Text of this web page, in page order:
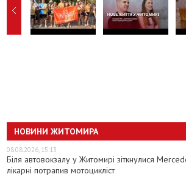
НОВИНИ ЖИТОМИРА
08.08.2026, 15:13
Біля автовокзалу у Житомирі зіткнулися
лікарні потрапив мотоцикліст